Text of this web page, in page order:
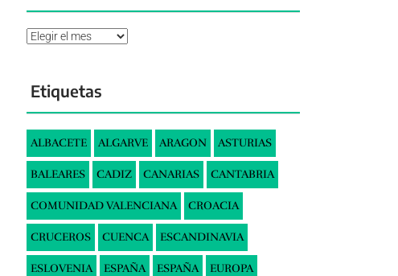
Archivos
Etiquetas
ALBACETE ALGARVE ARAGON ASTURIAS
BALEARES CADIZ CANARIAS CANTABRIA
COMUNIDAD VALENCIANA CROACIA
CRUCEROS CUENCA ESCANDINAVIA
ESLOVENIA ESPAÑA ESPAÑA EUROPA